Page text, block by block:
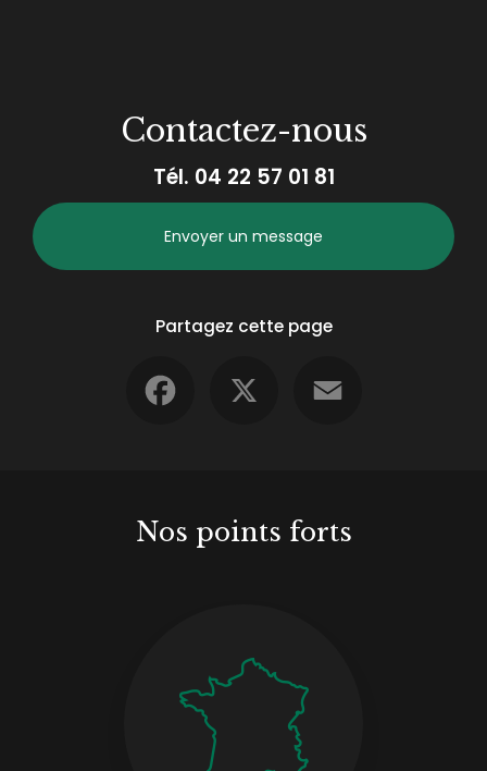
Contactez-nous
Tél. 04 22 57 01 81
Envoyer un message
Partagez cette page
Nos points forts